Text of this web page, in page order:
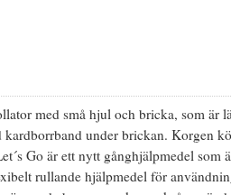
med små hjul och bricka, som är
under brickan. Korgen
Go är ett nytt gånghjälpmedel
rullande hjälpmedel för